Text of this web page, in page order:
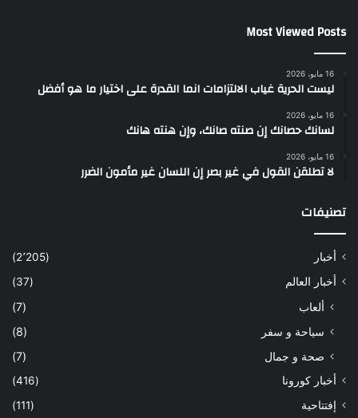
Most Viewed Posts
16 مايو، 2026
ليست الحرية غياب الالتزامات انما القدرة على اختيار ما هو أفضل
16 مايو، 2026
لسانك حصانك إن صنته صانك، وإن هنته هانك
16 مايو، 2026
لا تطلقن القول في غير بصر إن اللسان غير مأمون الضرر
تصنيفات
أخبار
(2٬205)
أخبار العالم
(37)
ألعاب
(7)
سياحة و سفر
(8)
صحة و جمال
(7)
أخبار كورونا
(416)
إفتتاحية
(111)